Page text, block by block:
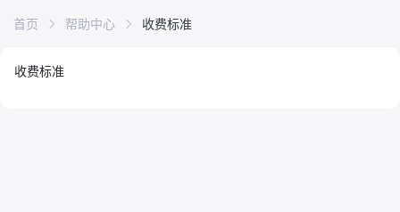
首页 帮助中心 收费标准
收费标准